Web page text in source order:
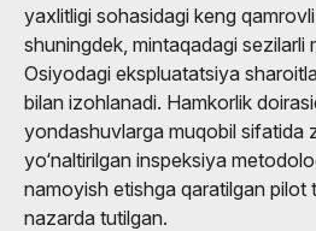
yaxlitligi sohasidagi keng
shuningdek, mintaqadagi sezilarli
Osiyodagi ekspluatatsiya
bilan izohlanadi. Hamkorlik
yondashuvlarga muqobil sifatida
yo‘naltirilgan inspeksiya
namoyish etishga qaratilgan pilot
nazarda tutilgan.